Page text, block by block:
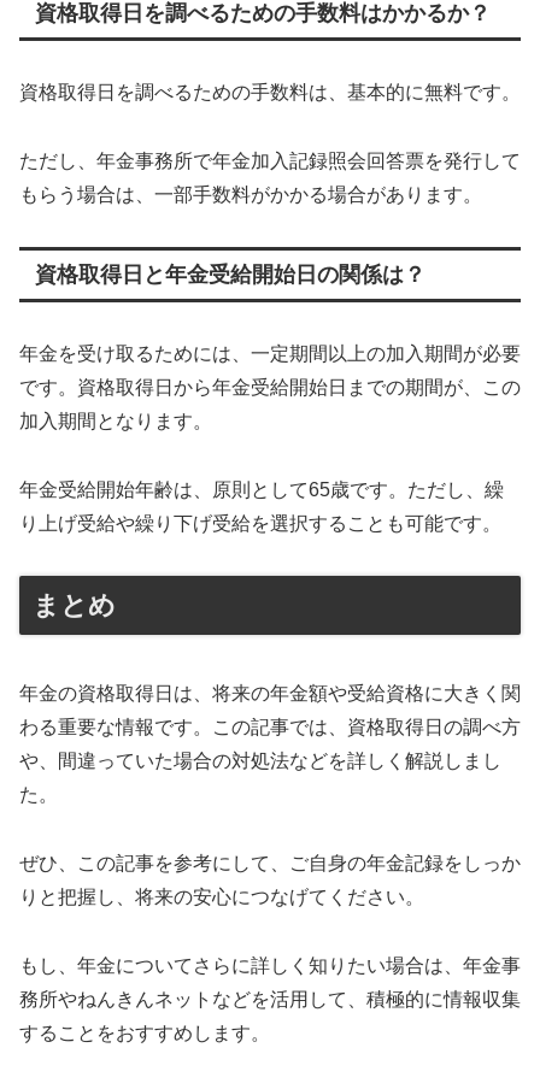
資格取得日を調べるための手数料はかかるか？
資格取得日を調べるための手数料は、基本的に無料です。
ただし、年金事務所で年金加入記録照会回答票を発行して
もらう場合は、一部手数料がかかる場合があります。
資格取得日と年金受給開始日の関係は？
年金を受け取るためには、一定期間以上の加入期間が必要
です。資格取得日から年金受給開始日までの期間が、この
加入期間となります。
年金受給開始年齢は、原則として65歳です。ただし、繰
り上げ受給や繰り下げ受給を選択することも可能です。
まとめ
年金の資格取得日は、将来の年金額や受給資格に大きく関
わる重要な情報です。この記事では、資格取得日の調べ方
や、間違っていた場合の対処法などを詳しく解説しまし
た。
ぜひ、この記事を参考にして、ご自身の年金記録をしっか
りと把握し、将来の安心につなげてください。
もし、年金についてさらに詳しく知りたい場合は、年金事
務所やねんきんネットなどを活用して、積極的に情報収集
することをおすすめします。